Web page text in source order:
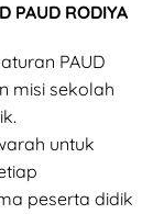
PAUD RODIYA
PAUD
misi sekolah
untuk
peserta didik